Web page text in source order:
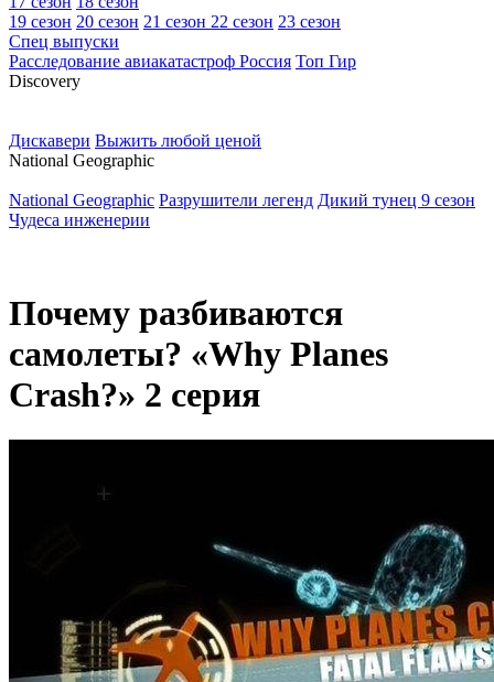
19 сезон 20 сезон 21 сезон 22 сезон 23 сезон
Спец выпуски
Расследование авиакатастроф Россия Топ Гир
Discovery
Дискавери Выжить любой ценой
National Geographic
National Geographic Разрушители легенд Дикий тунец 9 сезон
Чудеса инженерии
Почему разбиваются
самолеты? «Why Planes
Crash?» 2 серия